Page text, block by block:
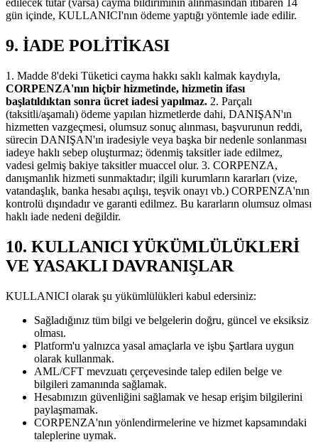
edilecek tutar (varsa) cayma bildiriminin alınmasından itibaren 14
gün içinde, KULLANICI'nın ödeme yaptığı yöntemle iade edilir.
9. İADE POLİTİKASI
1. Madde 8'deki Tüketici cayma hakkı saklı kalmak kaydıyla,
CORPENZA'nın hiçbir hizmetinde, hizmetin ifası
başlatıldıktan sonra ücret iadesi yapılmaz. 2. Parçalı
(taksitli/aşamalı) ödeme yapılan hizmetlerde dahi, DANIŞAN'ın
hizmetten vazgeçmesi, olumsuz sonuç alınması, başvurunun reddi,
sürecin DANIŞAN'ın iradesiyle veya başka bir nedenle sonlanması
iadeye haklı sebep oluşturmaz; ödenmiş taksitler iade edilmez,
vadesi gelmiş bakiye taksitler muaccel olur. 3. CORPENZA,
danışmanlık hizmeti sunmaktadır; ilgili kurumların kararları (vize,
vatandaşlık, banka hesabı açılışı, teşvik onayı vb.) CORPENZA'nın
kontrolü dışındadır ve garanti edilmez. Bu kararların olumsuz olması
haklı iade nedeni değildir.
10. KULLANICI YÜKÜMLÜLÜKLERİ
VE YASAKLI DAVRANIŞLAR
KULLANICI olarak şu yükümlülükleri kabul edersiniz:
Sağladığınız tüm bilgi ve belgelerin doğru, güncel ve eksiksiz
olması.
Platform'u yalnızca yasal amaçlarla ve işbu Şartlara uygun
olarak kullanmak.
AML/CFT mevzuatı çerçevesinde talep edilen belge ve
bilgileri zamanında sağlamak.
Hesabınızın güvenliğini sağlamak ve hesap erişim bilgilerini
paylaşmamak.
CORPENZA'nın yönlendirmelerine ve hizmet kapsamındaki
taleplerine uymak.